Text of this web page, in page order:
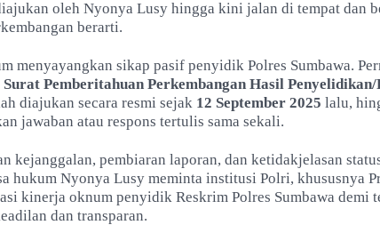
oleh Nyonya Lusy hingga kini jalan di tempat dan
berarti.
menyayangkan sikap pasif penyidik Polres Sumbawa.
Surat Pemberitahuan Perkembangan Hasil
diajukan secara resmi sejak 12 September 2025 lalu,
jawaban atau respons tertulis sama sekali.
kejanggalan, pembiaran laporan, dan ketidakjelasan
hukum Nyonya Lusy meminta institusi Polri, khususnya
kinerja oknum penyidik Reskrim Polres Sumbawa demi
dan transparan.